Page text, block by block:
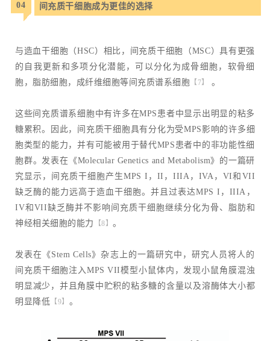
04 间充质干细胞成为更佳的选择
与造血干细胞（HSC）相比，间充质干细胞（MSC）具有更强
的自我更新和多项分化潜能，可以分化为成骨细胞，软骨细
胞，脂肪细胞，成纤维细胞等间充质谱系细胞 【7】 。
这些间充质谱系细胞中有许多在MPS患者中显示出明显的粘多
糖累积。因此，间充质干细胞具有分化为受MPS影响的许多细
胞类型的能力，并有可能被用于替代MPS患者中的非功能性细
胞群。发表在《Molecular Genetics and Metabolism》的一篇研
究显示，间充质干细胞产生MPS I，II，IIIA，IVA，VI和VII
缺乏酶的能力远高于造血干细胞。并且过表达MPS I，IIIA，
IV和VII缺乏酶并不影响间充质干细胞继续分化为骨、脂肪和
神经相关细胞的能力
【8】 。
发表在《Stem Cells》杂志上的一篇研究中，研究人员将人的
间充质干细胞注入MPS VII模型小鼠体内，发现小鼠角膜混浊
明显减少，并且角膜中贮积的粘多糖的含量以及溶酶体大小都
明显降低 【9】 。